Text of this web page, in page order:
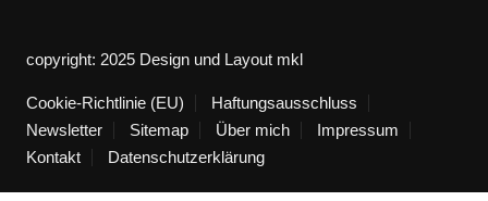
copyright: 2025 Design und Layout mkl
Cookie-Richtlinie (EU)
Haftungsausschluss
Newsletter
Sitemap Über mich
Impressum
Kontakt
Datenschutzerklärung